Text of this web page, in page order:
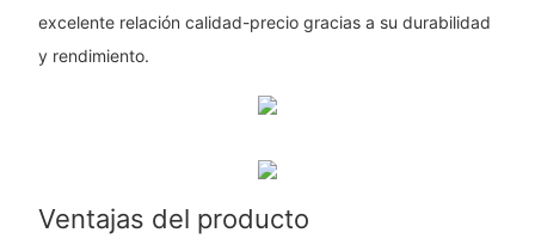
excelente relación calidad-precio gracias a su durabilidad
y rendimiento.
Ventajas del producto